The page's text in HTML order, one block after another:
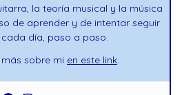
la teoría musical y la música
de aprender y de intentar seguir
día, paso a paso.
sobre mi en este link.